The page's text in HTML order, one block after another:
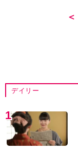
＜
デイリー
1